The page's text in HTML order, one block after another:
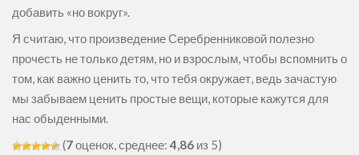
добавить «но вокруг».
Я считаю, что произведение Серебренниковой полезно
прочесть не только детям, но и взрослым, чтобы вспомнить о
том, как важно ценить то, что тебя окружает, ведь зачастую
мы забываем ценить простые вещи, которые кажутся для
нас обыденными.
(7оценок, среднее: 4,86 из 5)